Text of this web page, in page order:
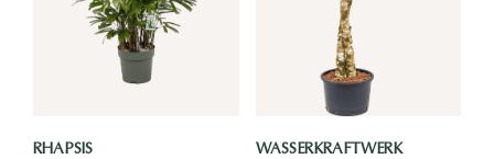
RHAPSIS
WASSERKRAFTWERK